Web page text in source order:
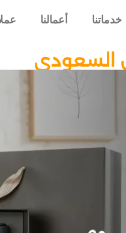
خدماتنا أعمالنا
السعودي